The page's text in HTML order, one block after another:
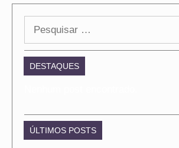
Pesquisar
DESTAQUES
ÚLTIMOS POSTS